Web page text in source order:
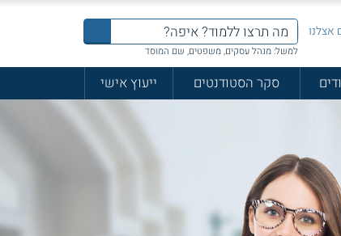
אצלנו
למשל: מנהל עסקים, משפטים, שם המוסד
סקר הסטודנטים
ייעוץ אישי